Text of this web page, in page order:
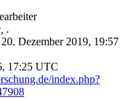
.
Dezember 2019, 19:57
17:25 UTC
index.php?